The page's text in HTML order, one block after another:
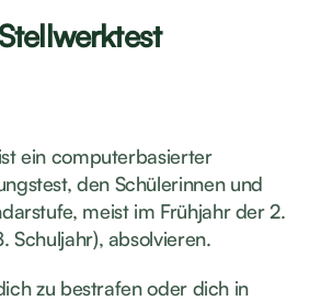
ein computerbasierter
den Schülerinnen und
meist im Frühjahr der 2.
Schuljahr), absolvieren.
zu bestrafen oder dich in